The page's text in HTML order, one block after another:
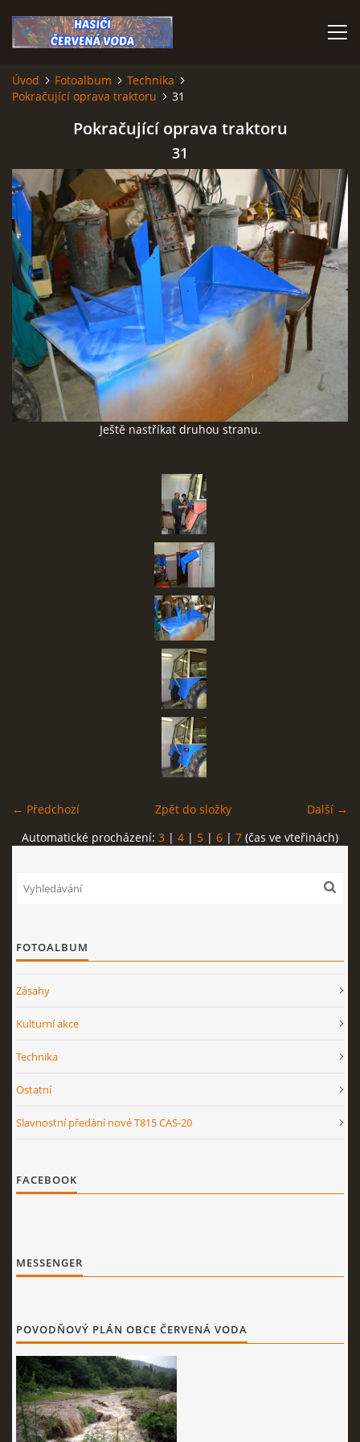
ÚVOD
VÝJEZDY V ROCE 2026
KONTAKTY
MLADÍ HASIČI
HISTORIE SBORU
SBĚR VYSLOUŽILÉHO ELEKTROZAŘÍZENÍ
RADY V NOUZI, DŮLEŽITÉ TEL. ČÍSLA
English Deutsch
© 2026 eStránky.cz
Úvod Fotoalbum
Technika
Pokračující oprava traktoru
31
Pokračující oprava traktoru
31
Ještě nastříkat druhou stranu.
← Předchozí Další →
Zpět do složky
Automatické procházení: 3 | 4 | 5 | 6 | 7 (čas ve vteřinách)
FOTOALBUM
Zásahy
Kulturní akce
Technika
Ostatní
Slavnostní předání nové T815 CAS-20
FACEBOOK
MESSENGER
POVODŇOVÝ PLÁN OBCE ČERVENÁ VODA